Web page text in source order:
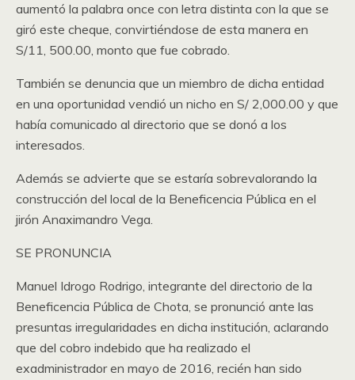
aumentó la palabra once con letra distinta con la que se
giró este cheque, convirtiéndose de esta manera en
S/11, 500.00, monto que fue cobrado.
También se denuncia que un miembro de dicha entidad
en una oportunidad vendió un nicho en S/ 2,000.00 y que
había comunicado al directorio que se donó a los
interesados.
Además se advierte que se estaría sobrevalorando la
construcción del local de la Beneficencia Pública en el
jirón Anaximandro Vega.
SE PRONUNCIA
Manuel Idrogo Rodrigo, integrante del directorio de la
Beneficencia Pública de Chota, se pronunció ante las
presuntas irregularidades en dicha institución, aclarando
que del cobro indebido que ha realizado el
exadministrador en mayo de 2016, recién han sido